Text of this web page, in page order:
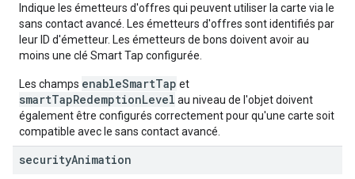
Indique les émetteurs d'offres qui peuvent utiliser la carte via le
sans contact avancé. Les émetteurs d'offres sont identifiés par
leur ID d'émetteur. Les émetteurs de bons doivent avoir au
moins une clé Smart Tap configurée.
Les champs enableSmartTap et
smartTapRedemptionLevel au niveau de l'objet doivent
également être configurés correctement pour qu'une carte soit
compatible avec le sans contact avancé.
securityAnimation